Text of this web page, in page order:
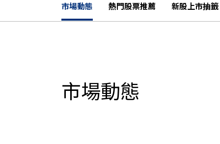
市場動態 熱門股票推薦 新股上市抽籤
市場動態